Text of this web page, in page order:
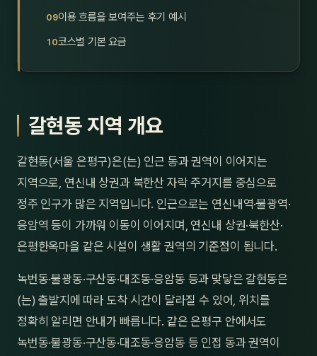
울산
24
이용 흐름을 보여주는 후기 예시
코스별 기본 요금
갈현동 지역 개요
갈현동(서울 은평구)은(는) 인근 동과 권역이 이어지는
지역으로, 연신내 상권과 북한산 자락 주거지를 중심으로
정주 인구가 많은 지역입니다. 인근으로는 연신내역·불광역·
응암역 등이 가까워 이동이 이어지며, 연신내 상권·북한산·
은평한옥마을 같은 시설이 생활 권역의 기준점이 됩니다.
녹번동·불광동·구산동·대조동·응암동 등과 맞닿은 갈현동은
(는) 출발지에 따라 도착 시간이 달라질 수 있어, 위치를
정확히 알리면 안내가 빠릅니다. 같은 은평구 안에서도
녹번동·불광동·구산동·대조동·응암동 등 인접 동과 권역이